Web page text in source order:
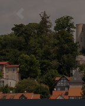
Previous